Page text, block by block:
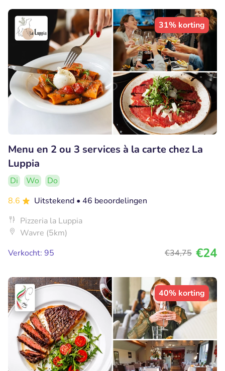
31% korting
Menu en 2 ou 3 services à la carte chez La
Luppia
Di Wo
Do
8.6
Uitstekend • 46 beoordelingen
Pizzeria la Luppia
Wavre (5km)
Verkocht: 95
€34,75 €24
40% korting